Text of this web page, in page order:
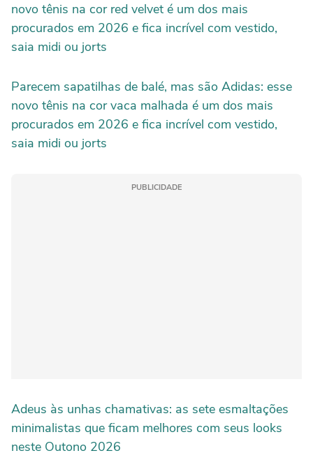
novo tênis na cor red velvet é um dos mais
procurados em 2026 e fica incrível com vestido,
saia midi ou jorts
Parecem sapatilhas de balé, mas são Adidas: esse
novo tênis na cor vaca malhada é um dos mais
procurados em 2026 e fica incrível com vestido,
saia midi ou jorts
PUBLICIDADE
Adeus às unhas chamativas: as sete esmaltações
minimalistas que ficam melhores com seus looks
neste Outono 2026